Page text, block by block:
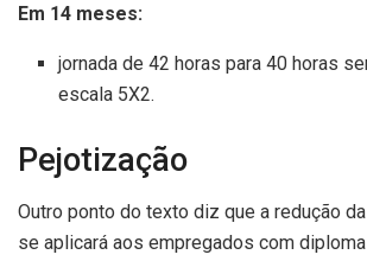
Em 14 meses:
jornada de 42 horas para 40 horas
escala 5X2.
Pejotização
Outro ponto do texto diz que a redução
se aplicará aos empregados com diploma